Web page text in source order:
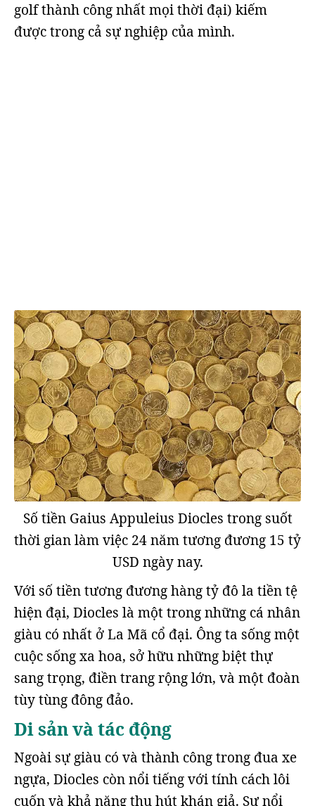
golf thành công nhất mọi thời đại) kiếm
được trong cả sự nghiệp của mình.
Số tiền Gaius Appuleius Diocles trong suốt
thời gian làm việc 24 năm tương đương 15 tỷ
USD ngày nay.
Với số tiền tương đương hàng tỷ đô la tiền tệ
hiện đại, Diocles là một trong những cá nhân
giàu có nhất ở La Mã cổ đại. Ông ta sống một
cuộc sống xa hoa, sở hữu những biệt thự
sang trọng, điền trang rộng lớn, và một đoàn
tùy tùng đông đảo.
Di sản và tác động
Ngoài sự giàu có và thành công trong đua xe
ngựa, Diocles còn nổi tiếng với tính cách lôi
cuốn và khả năng thu hút khán giả. Sự nổi